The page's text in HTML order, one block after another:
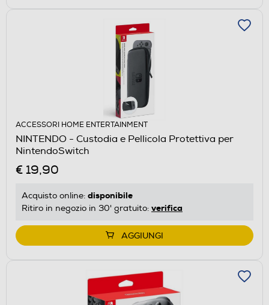
ACCESSORI HOME ENTERTAINMENT
NINTENDO - Custodia e Pellicola Protettiva per
NintendoSwitch
€ 19,90
Acquisto online: disponibile
Ritiro in negozio in 30' gratuito: verifica
AGGIUNGI